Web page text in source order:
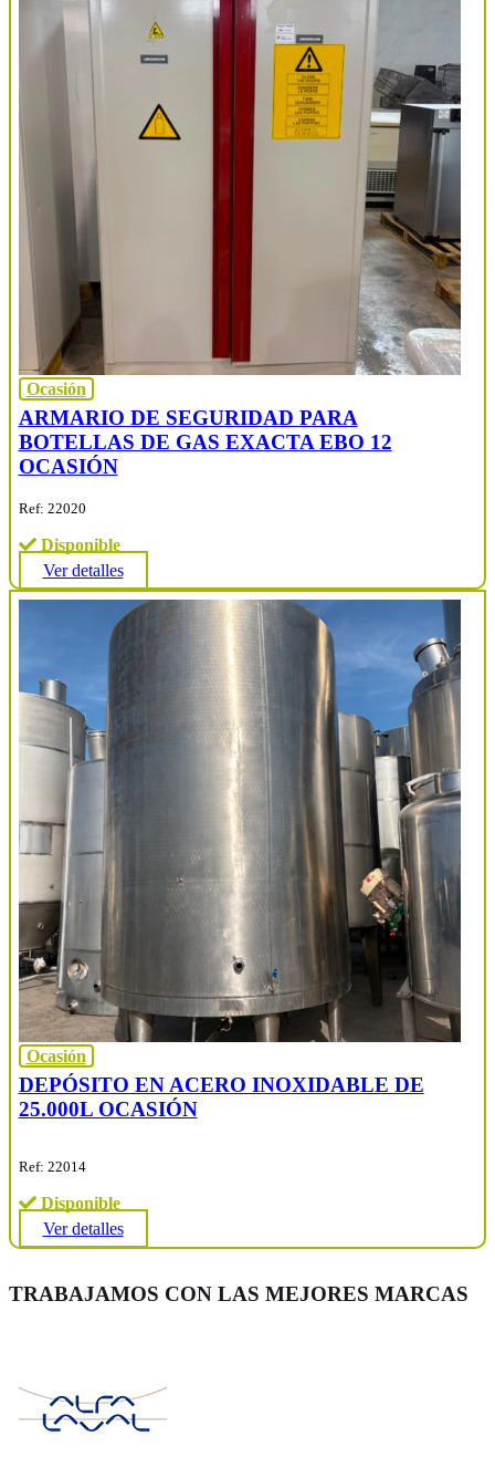
Ocasión
ARMARIO DE SEGURIDAD PARA
BOTELLAS DE GAS EXACTA EBO 12
OCASIÓN
Ref: 22020
Disponible
Ver detalles
Ocasión
DEPÓSITO EN ACERO INOXIDABLE DE
25.000L OCASIÓN
Ref: 22014
Disponible
Ver detalles
TRABAJAMOS CON LAS MEJORES MARCAS